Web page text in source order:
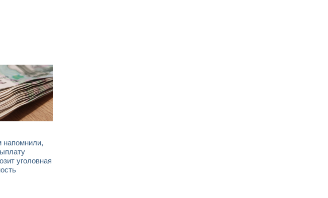
напомнили,
уголовная